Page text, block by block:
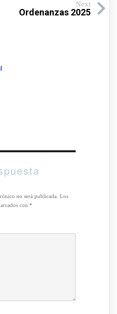
Next
Ordenanzas 2025
no será publicada. Los
con *